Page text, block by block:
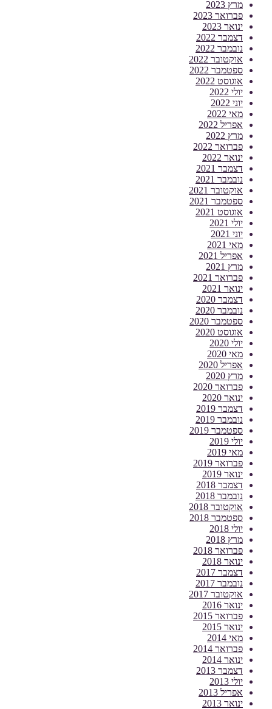
מרץ 2023
פברואר 2023
ינואר 2023
דצמבר 2022
נובמבר 2022
אוקטובר 2022
ספטמבר 2022
אוגוסט 2022
יולי 2022
יוני 2022
מאי 2022
אפריל 2022
מרץ 2022
פברואר 2022
ינואר 2022
דצמבר 2021
נובמבר 2021
אוקטובר 2021
ספטמבר 2021
אוגוסט 2021
יולי 2021
יוני 2021
מאי 2021
אפריל 2021
מרץ 2021
פברואר 2021
ינואר 2021
דצמבר 2020
נובמבר 2020
ספטמבר 2020
אוגוסט 2020
יולי 2020
מאי 2020
אפריל 2020
מרץ 2020
פברואר 2020
ינואר 2020
דצמבר 2019
נובמבר 2019
ספטמבר 2019
יולי 2019
מאי 2019
פברואר 2019
ינואר 2019
דצמבר 2018
נובמבר 2018
אוקטובר 2018
ספטמבר 2018
יולי 2018
מרץ 2018
פברואר 2018
ינואר 2018
דצמבר 2017
נובמבר 2017
אוקטובר 2017
ינואר 2016
פברואר 2015
ינואר 2015
מאי 2014
פברואר 2014
ינואר 2014
דצמבר 2013
יולי 2013
אפריל 2013
ינואר 2013